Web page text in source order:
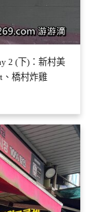
2 (下)：新村美
、橋村炸雞